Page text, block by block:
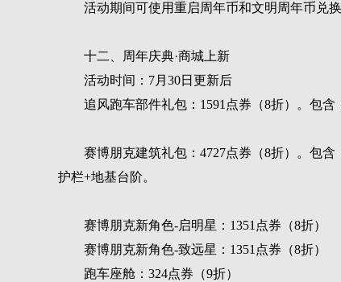
活动期间可使用重启周年币和文明周年币兑
十二、周年庆典·商城上新
活动时间：7月30日更新后
追风跑车部件礼包 ：1591点券（8折）。包
赛博朋克建筑礼包 ：4727点券（8折）。包
护栏+地基台阶。
赛博朋克新角色-启明星 ：1351点券（8折）
赛博朋克新角色-致远星 ：1351点券（8折）
跑车座舱：324点券（9折）